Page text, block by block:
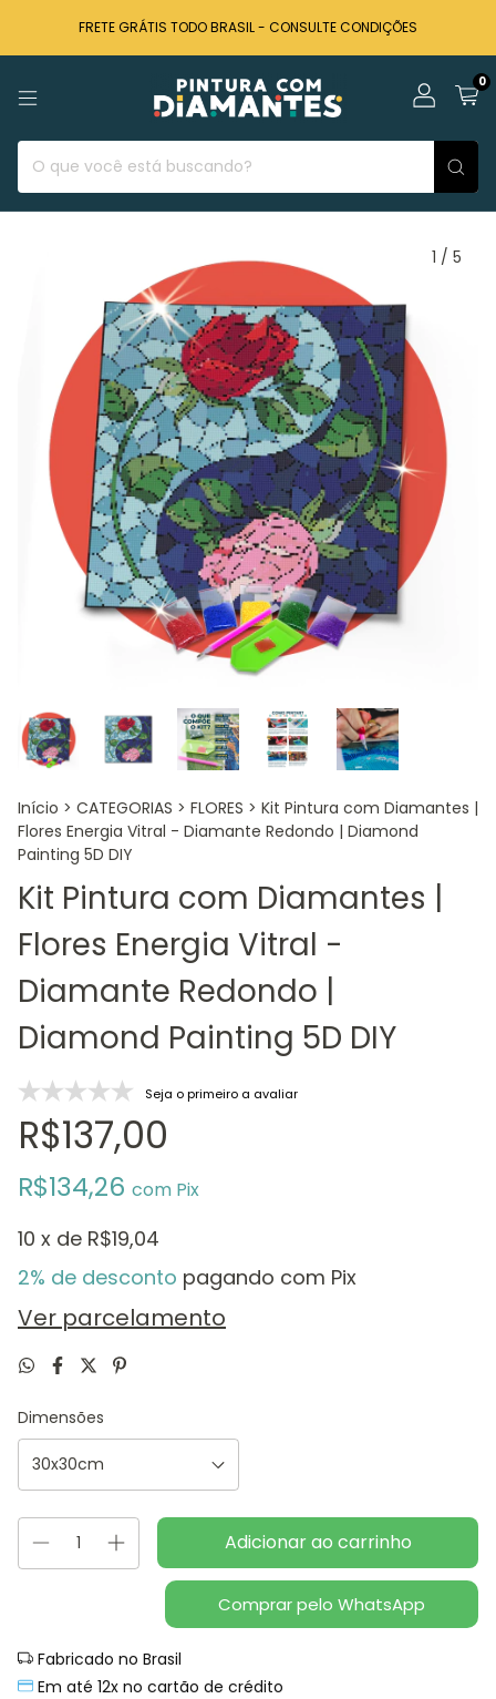
FRETE GRÁTIS TODO BRASIL - CONSULTE CONDIÇÕES
0
1 / 5
Início > CATEGORIAS > FLORES > Kit Pintura com Diamantes |
Flores Energia Vitral - Diamante Redondo | Diamond
Painting 5D DIY
Kit Pintura com Diamantes |
Flores Energia Vitral -
Diamante Redondo |
Diamond Painting 5D DIY
Seja o primeiro a avaliar
R$137,00
R$134,26 com Pix
10 x de R$19,04
2% de desconto pagando com Pix
Ver parcelamento
Dimensões
Comprar pelo WhatsApp
Fabricado no Brasil
Em até 12x no cartão de crédito